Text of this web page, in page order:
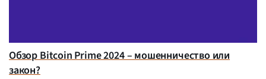
Обзор Bitcoin Prime 2024 – мошенничество или
закон?